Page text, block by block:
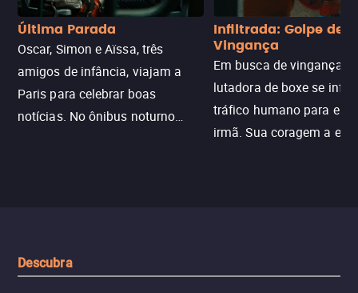
Última Parada
Oscar, Simon e Aïssa, três
amigos de infância, viajam a
Paris para celebrar boas
notícias. No ônibus noturno
Infiltrada: Golpe de
Vingança
Em busca de vingança,
lutadora de boxe se
tráfico humano para
irmã. Sua coragem a
Descubra